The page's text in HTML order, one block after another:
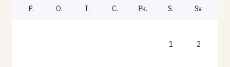
P. O. T. C. Pk. S. Sv.
1 2